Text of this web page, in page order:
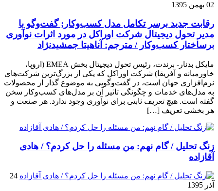
02 بهمن 1395
رقابت جدید برسر تکامل مدل کسب‌و‌کار; گفت‌وگو با
مدیر تحول دیجیتال شرکت اوراکل در مورد اثرات نوآوری
برساختار کسب‌وکار / مترجم: آناهیتا جمشیدنژاد
مایکل بدنار- برندت، رئیس تحول دیجیتال بخش EMEA (اروپا،
خاورمیانه و آفریقا) شرکت اوراکل که یکی از بزرگ‌ترین شرکت‌های
نرم‌افزاری جهان است، در گفت‌وگویی به موضوع گذار از محصولات
به مدل‌های خدمات و چگونگی تاثیر آن بر مدل‌های کسب‌و‌کار سخن
گفته است. هیچ تعریف ثابتی برای نوآوری وجود ندارد. هر صنعت و
هر بخشی تعریف […]
زنگ تحلیل / گام نهم: من مسئله را حل کردم؟ / هادی
آقازاده
24
آذر 1395